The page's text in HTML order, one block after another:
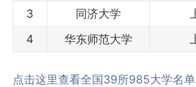
3
同济大学
4
华东师范大学
点击这里查看全国39所985大学名